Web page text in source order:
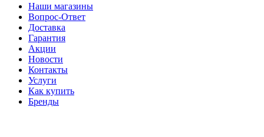
Наши магазины
Вопрос-Ответ
Доставка
Гарантия
Акции
Новости
Контакты
Услуги
Как купить
Бренды